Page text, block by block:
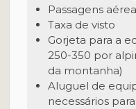
Passagens
Taxa de visto
Gorjeta para a
250-350 por
da montanha)
Aluguel de
necessários